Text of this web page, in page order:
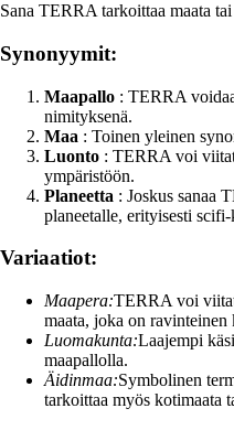
Sana TERRA tarkoittaa maata
Synonyymit:
Maapallo : TERRA
nimityksenä.
Maa : Toinen yleinen
Luonto : TERRA voi
ympäristöön.
Planeetta : Joskus sanaa
planeetalle, erityisesti scifi-
Variaatiot:
Maapera:TERRA voi
maata, joka on ravinteinen
Luomakunta:Laajempi
maapallolla.
Äidinmaa:Symbolinen
tarkoittaa myös kotimaata